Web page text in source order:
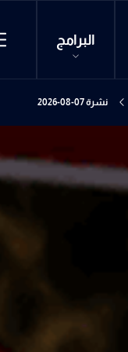
البرامج
نشرة 07-08-2026